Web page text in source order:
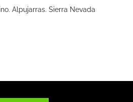
Alpujarras. Sierra Nevada